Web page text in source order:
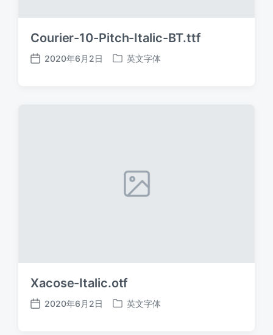
Courier-10-Pitch-Italic-BT.ttf
发
2020年6月2日
发
英文字体
Xacose-Italic.otf
发
2020年6月2日
发
英文字体